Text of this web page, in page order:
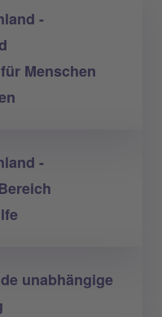
-
Menschen
-
unabhängige